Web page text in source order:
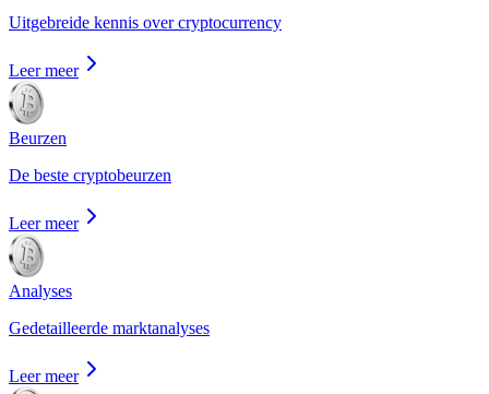
Uitgebreide kennis over cryptocurrency
Leer meer
Beurzen
De beste cryptobeurzen
Leer meer
Analyses
Gedetailleerde marktanalyses
Leer meer